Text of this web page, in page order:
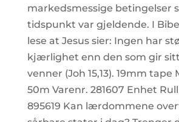
markedsmessige betingelser
tidspunkt var gjeldende. I
lese at Jesus sier: Ingen har
kjærlighet enn den som gir
venner (Joh 15,13). 19mm tape
50m Varenr. 281607 Enhet
895619 Kan lærdommene